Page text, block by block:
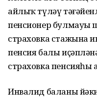
айлыҡ түләү
пенсионер булмауы
страховка стажына
пенсия балы
страховка
Инвалид баланы